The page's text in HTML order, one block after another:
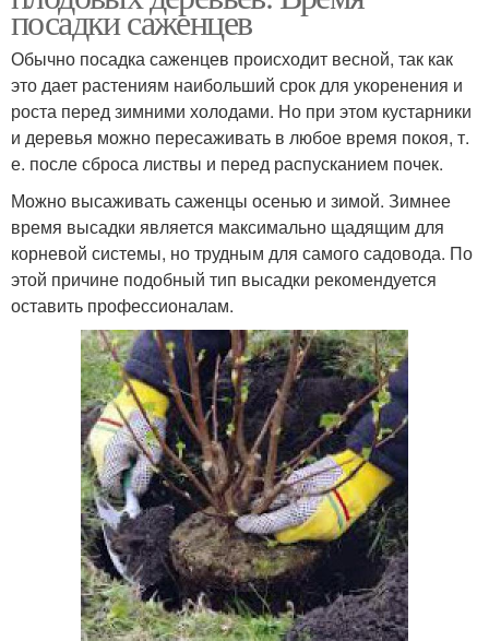
посадки саженцев
Обычно посадка саженцев происходит весной, так как
это дает растениям наибольший срок для укоренения и
роста перед зимними холодами. Но при этом кустарники
и деревья можно пересаживать в любое время покоя, т.
е. после сброса листвы и перед распусканием почек.
Можно высаживать саженцы осенью и зимой. Зимнее
время высадки является максимально щадящим для
корневой системы, но трудным для самого садовода. По
этой причине подобный тип высадки рекомендуется
оставить профессионалам.